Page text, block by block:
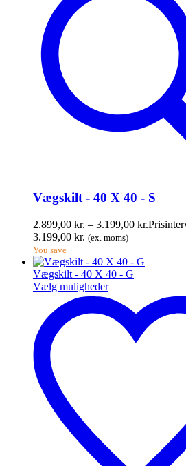
Vægskilt - 40 X 40 - S
2.899,00 kr. – 3.199,00 kr.
3.199,00 kr. (ex. moms)
You save
Vægskilt - 40 X 40 - G
Vælg muligheder